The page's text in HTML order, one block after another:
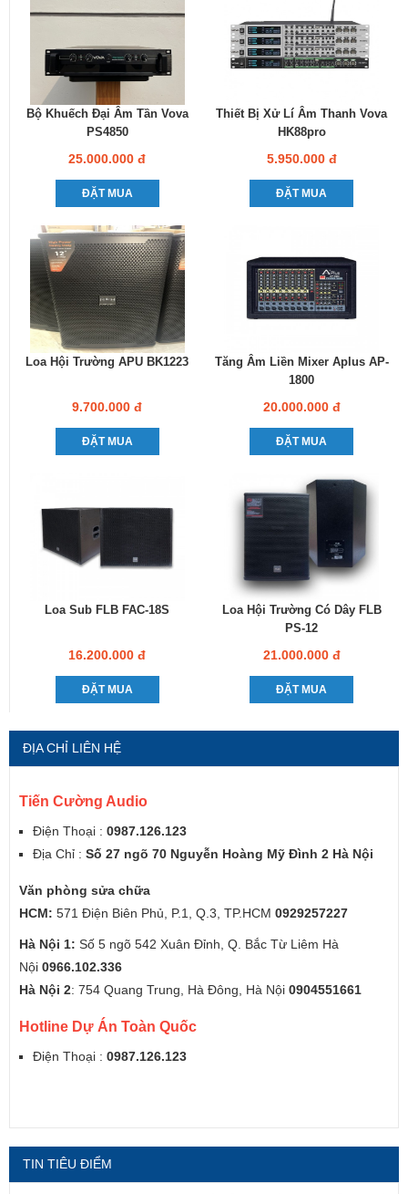
Bộ Khuếch Đại Âm Tần Vova
PS4850
25.000.000 đ
ĐẶT MUA
Thiết Bị Xử Lí Âm Thanh Vova
HK88pro
5.950.000 đ
ĐẶT MUA
Loa Hội Trường APU BK1223
9.700.000 đ
ĐẶT MUA
Tăng Âm Liền Mixer Aplus AP-
1800
20.000.000 đ
ĐẶT MUA
Loa Sub FLB FAC-18S
16.200.000 đ
ĐẶT MUA
Loa Hội Trường Có Dây FLB
PS-12
21.000.000 đ
ĐẶT MUA
ĐỊA CHỈ LIÊN HỆ
Tiến Cường Audio
Điện Thoại : 0987.126.123
Địa Chỉ : Số 27 ngõ 70 Nguyễn Hoàng Mỹ Đình 2 Hà Nội
Văn phòng sửa chữa
HCM: 571 Điện Biên Phủ, P.1, Q.3, TP.HCM 0929257227
Hà Nội 1: Số 5 ngõ 542 Xuân Đỉnh, Q. Bắc Từ Liêm Hà
Nội 0966.102.336
Hà Nội 2: 754 Quang Trung, Hà Đông, Hà Nội 0904551661
Hotline Dự Án Toàn Quốc
Điện Thoại : 0987.126.123
TIN TIÊU ĐIỂM